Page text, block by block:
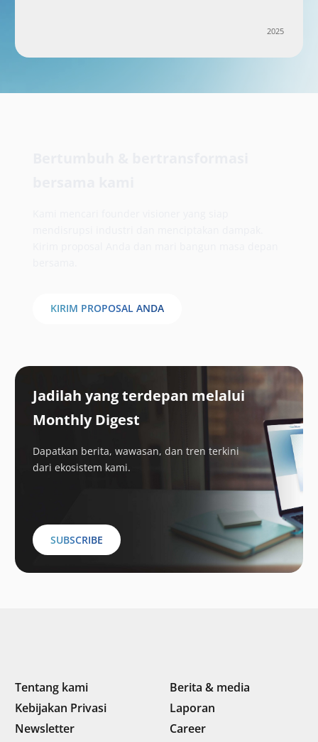
2025
KIRIM PROPOSAL ANDA
Jadilah yang terdepan melalui
Monthly Digest
Dapatkan berita, wawasan, dan tren terkini
dari ekosistem kami.
SUBSCRIBE
Tentang kami
Berita & media
Kebijakan Privasi
Laporan
Newsletter
Career